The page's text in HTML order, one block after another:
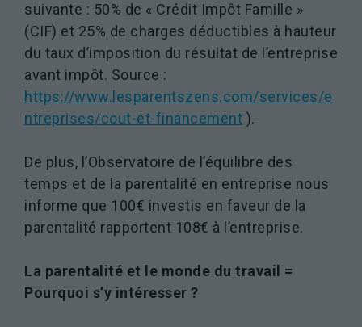
suivante : 50% de « Crédit Impôt Famille »
(CIF) et 25% de charges déductibles à hauteur
du taux d’imposition du résultat de l’entreprise
avant impôt. Source :
https://www.lesparentszens.com/services/e
ntreprises/cout-et-financement ).
De plus, l’Observatoire de l’équilibre des
temps et de la parentalité en entreprise nous
informe que 100€ investis en faveur de la
parentalité rapportent 108€ à l’entreprise.
La parentalité et le monde du travail =
Pourquoi s’y intéresser ?
Nécessaires
sont pas
facultatifs. Ils
sont
nécessaires au
du site Web.